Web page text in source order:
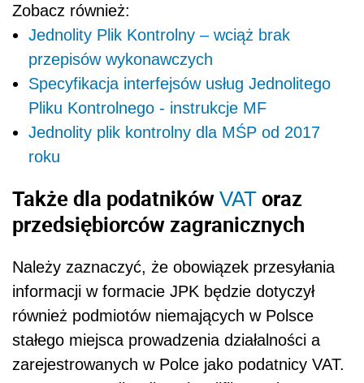
Zobacz również:
Jednolity Plik Kontrolny – wciąż brak
przepisów wykonawczych
Specyfikacja interfejsów usług Jednolitego
Pliku Kontrolnego - instrukcje MF
Jednolity plik kontrolny dla MŚP od 2017
roku
Także dla podatników VAT oraz
przedsiębiorców zagranicznych
Należy zaznaczyć, że obowiązek przesyłania
informacji w formacie JPK będzie dotyczył
również podmiotów niemających w Polsce
stałego miejsca prowadzenia działalności a
zarejestrowanych w Polce jako podatnicy VAT.